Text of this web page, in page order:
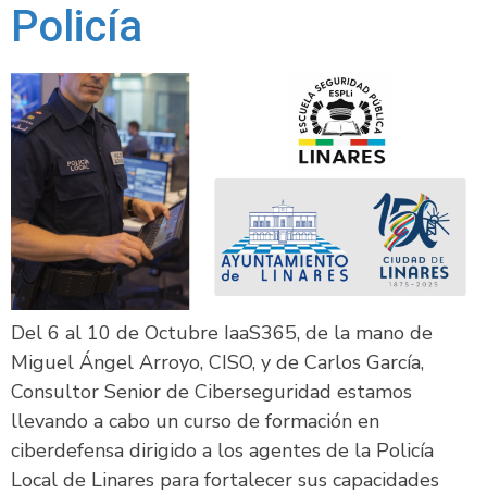
Policía
Del 6 al 10 de Octubre IaaS365, de la mano de
Miguel Ángel Arroyo, CISO, y de Carlos García,
Consultor Senior de Ciberseguridad estamos
llevando a cabo un curso de formación en
ciberdefensa dirigido a los agentes de la Policía
Local de Linares para fortalecer sus capacidades